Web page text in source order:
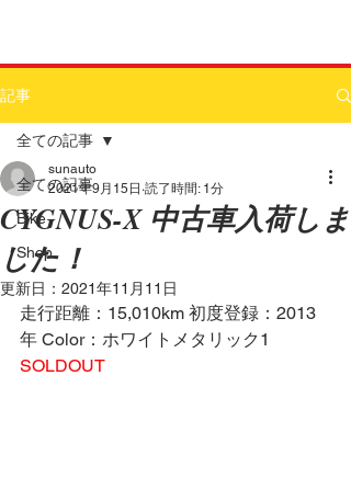
記事
全ての記事
Bike
Shop
全ての記事
CYGNUS-X 中古車入荷しま
した！
sunauto
2021年9月15日 読了時間: 1分
更新日： 2021年11月11日
走行距離：15,010km 初度登録：2013
年 Color：ホワイトメタリック1
SOLDOUT